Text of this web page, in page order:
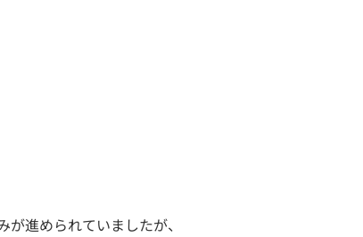
進められていましたが、